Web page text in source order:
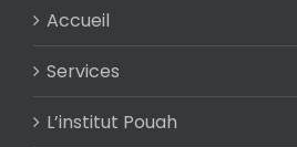
Accueil
Services
L’institut Pouah